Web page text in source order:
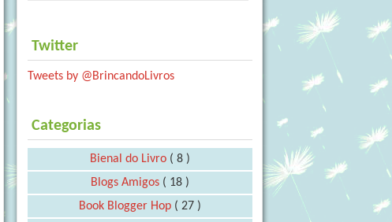
Twitter
Tweets by @BrincandoLivros
Categorias
Bienal do Livro ( 8 )
Blogs Amigos ( 18 )
Book Blogger Hop ( 27 )